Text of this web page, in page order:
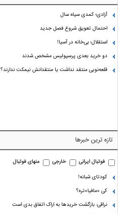
آزادی؛ کمدی سیاه سال
احتمال تعویق شروع فصل جدید
استقلال؛ بی‌خانه در آسیا!
دو خرید بعدی پرسپولیس مشخص شدند
قلعه‌نویی منتقد نداشت یا منتقدانش نیمکت ندارند؟
تازه ترین خبرها
فوتبال ایرانی خارجی
منهای فوتبال
کودتای شبانه!
کی «مافیا»تره؟
نراقی: بازگشت خریدها به اراک اتفاق بدی است